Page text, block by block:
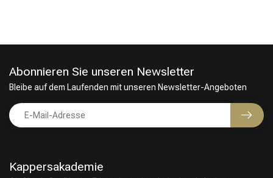
Kappersakademie
Abonnieren Sie unseren Newsletter
Bleibe auf dem Laufenden mit unseren Newsletter-Angeboten